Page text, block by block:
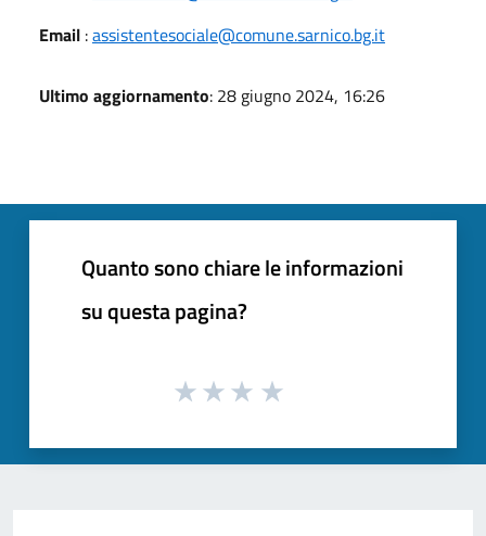
Email :assistentesociale@comune.sarnico.bg.it
Ultimo aggiornamento: 28 giugno 2024, 16:26
Quanto sono chiare le informazioni
su questa pagina?